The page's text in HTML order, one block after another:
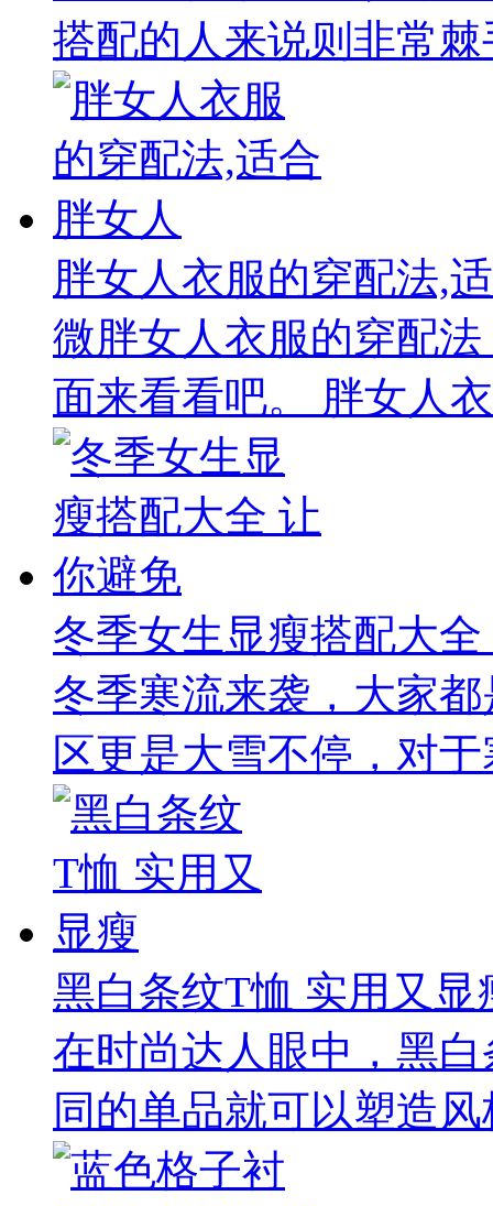
搭配的人来说则非常
胖女人衣服的穿配法,
微胖女人衣服的穿配
面来看看吧。 胖女人
冬季女生显瘦搭配大
冬季寒流来袭，大家
区更是大雪不停，对
黑白条纹T恤 实用又显
在时尚达人眼中，黑
同的单品就可以塑造